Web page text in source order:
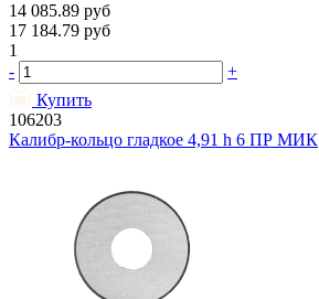
14 085.89 руб
17 184.79 руб
1
-
+
Купить
106203
Калибр-кольцо гладкое 4,91 h 6 ПР МИК